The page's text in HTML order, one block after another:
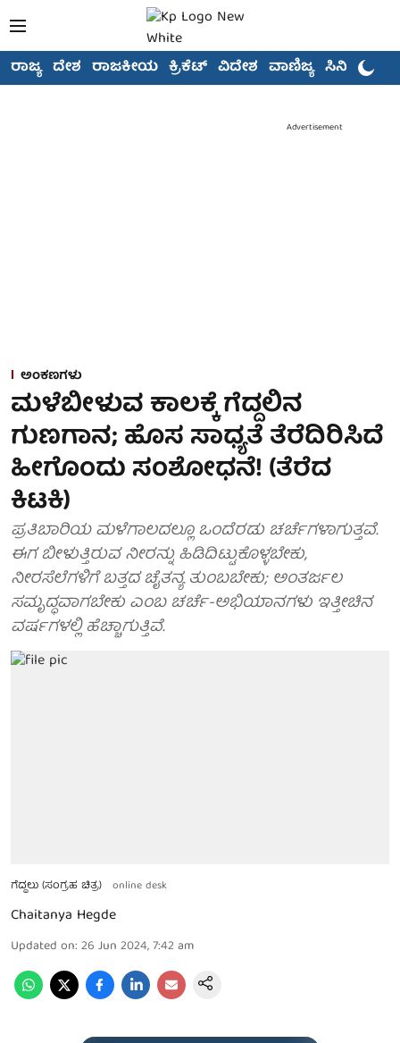
ರಾಜ್ಯ ದೇಶ ರಾಜಕೀಯ ಕ್ರಿಕೆಟ್ ವಿದೇಶ ವಾಣಿಜ್ಯ ಸಿನಿಮಾ
Advertisement
ಅಂಕಣಗಳು
ಮಳೆಬೀಳುವ ಕಾಲಕ್ಕೆ ಗೆದ್ದಲಿನ
ಗುಣಗಾನ; ಹೊಸ ಸಾಧ್ಯತೆ ತೆರೆದಿರಿಸಿದೆ
ಹೀಗೊಂದು ಸಂಶೋಧನೆ! (ತೆರೆದ
ಕಿಟಕಿ)
ಪ್ರತಿಬಾರಿಯ ಮಳೆಗಾಲದಲ್ಲೂ ಒಂದೆರಡು ಚರ್ಚೆಗಳಾಗುತ್ತವೆ.
ಈಗ ಬೀಳುತ್ತಿರುವ ನೀರನ್ನು ಹಿಡಿದಿಟ್ಟುಕೊಳ್ಳಬೇಕು,
ನೀರಸೆಲೆಗಳಿಗೆ ಬತ್ತದ ಚೈತನ್ಯ ತುಂಬಬೇಕು; ಅಂತರ್ಜಲ
ಸಮೃದ್ಧವಾಗಬೇಕು ಎಂಬ ಚರ್ಚೆ-ಅಭಿಯಾನಗಳು ಇತ್ತೀಚಿನ
ವರ್ಷಗಳಲ್ಲಿ ಹೆಚ್ಚಾಗುತ್ತಿವೆ.
ಗೆದ್ದಲು (ಸಂಗ್ರಹ ಚಿತ್ರ) online desk
Chaitanya Hegde
Updated on: 26 Jun 2024, 7:42 am